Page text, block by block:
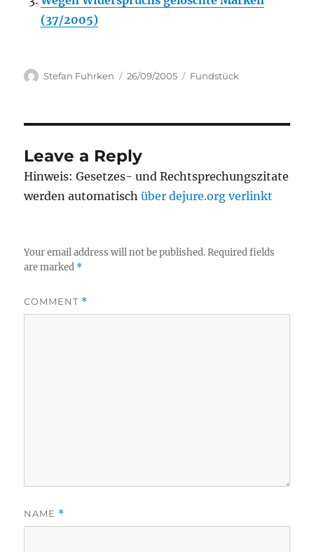
(37/2005)
Author
Stefan Fuhrken
Posted
26/09/2005 Categories
Fundstück
Leave a Reply
Hinweis: Gesetzes- und Rechtsprechungszitate
werden automatischüber dejure.org verlinkt
Your email address will not be published. Required fields
are marked *
COMMENT *
NAME *